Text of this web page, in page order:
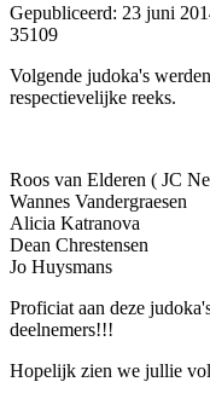
Gepubliceerd: 23 juni
35109
Volgende judoka's
respectievelijke reeks.
Roos van Elderen ( JC
Wannes Vandergraesen
Alicia Katranova
Dean Chrestensen
Jo Huysmans
Proficiat aan deze
deelnemers!!!
Hopelijk zien we jullie